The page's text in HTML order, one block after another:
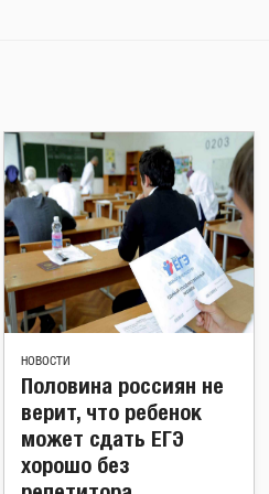
НОВОСТИ
Половина россиян не
верит, что ребенок
может сдать ЕГЭ
хорошо без